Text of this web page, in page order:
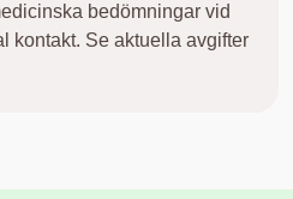
bedömningar vid
kontakt. Se aktuella avgifter